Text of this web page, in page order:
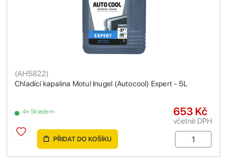
Chladící kapalina Motul Inugel (Autocool) Expert - 5L
(AH5822)
4+ Skladem 653 Kč
včetně DPH
PŘIDAT DO KOŠÍKU